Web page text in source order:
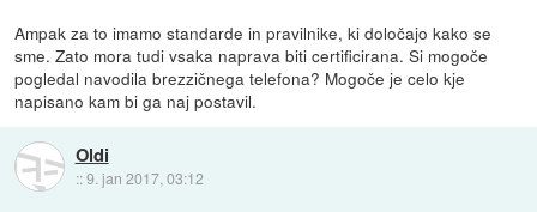
Ampak za to imamo standarde in pravilnike, ki določajo kako se
sme. Zato mora tudi vsaka naprava biti certificirana. Si mogoče
pogledal navodila brezzičnega telefona? Mogoče je celo kje
napisano kam bi ga naj postavil.
Oldi
::9. jan 2017, 03:12